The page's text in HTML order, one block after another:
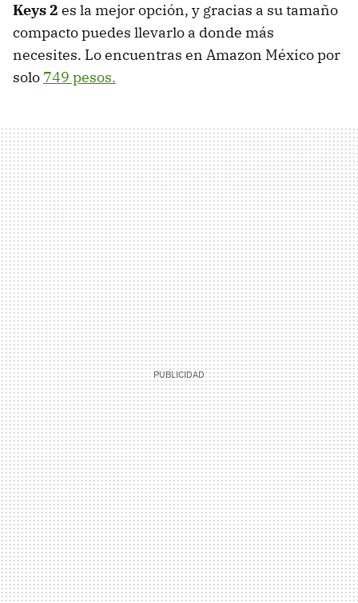
Keys 2 es la mejor opción, y gracias a su tamaño
compacto puedes llevarlo a donde más
necesites. Lo encuentras en Amazon México por
solo 749 pesos.